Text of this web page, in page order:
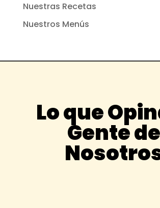
Nuestras Recetas
Nuestros Menús
Lo que
Gente de